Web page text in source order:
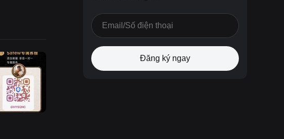
Đăng ký ngay